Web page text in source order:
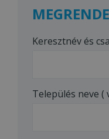
Keresztnév és
Település neve (